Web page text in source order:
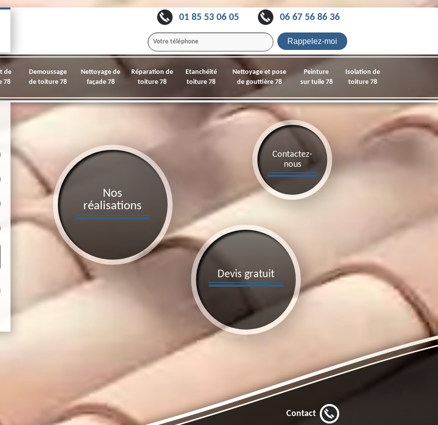
01 85 53 06 05 06 67 56 86 36
de
78
Demoussage
de toiture 78
Nettoyage de
façade 78
Réparation de
toiture 78
Etanchéité
toiture 78
Nettoyage et pose
de gouttière 78
Peinture
sur tuile 78
Isolation de
toiture 78
Devis gratuit
Contactez-
nous
Nos
réalisations
Contact